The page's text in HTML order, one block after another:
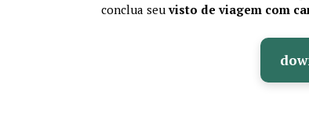
conclua seuvisto de viagem com